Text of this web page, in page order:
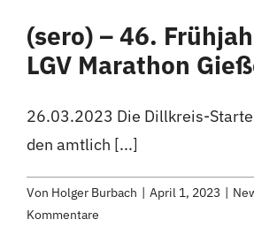
(sero) – 46.
LGV Marathon
26.03.2023 Die Dillkreis-
den amtlich [...]
Von Holger Burbach | April 1, 2023 |
Kommentare